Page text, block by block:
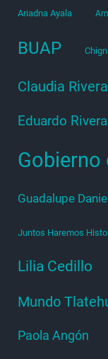
Ariadna Ayala
BUAP
Claudia
Eduardo
Gobierno
Guadalupe
Juntos Haremos
Lilia Cedillo
Mundo
Paola Angón